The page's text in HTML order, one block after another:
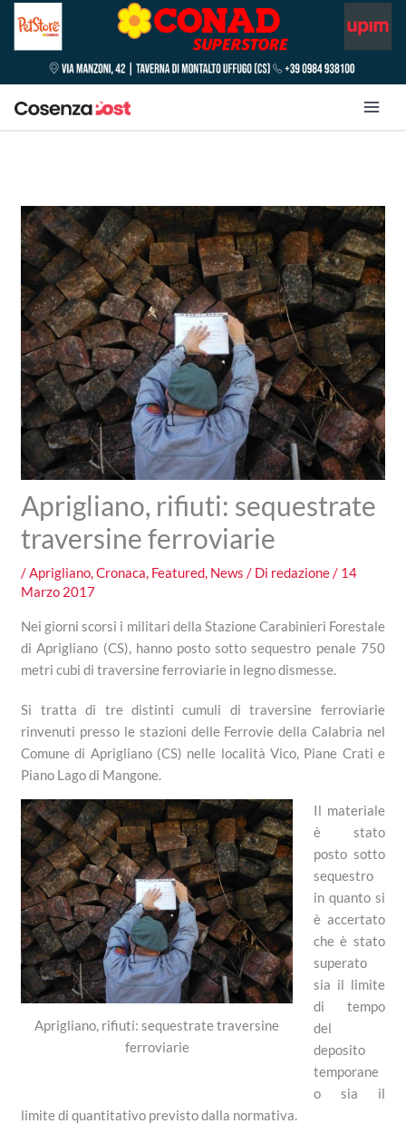
Aprigliano, rifiuti: sequestrate
traversine ferroviarie
/Aprigliano,Cronaca, Featured, News / Di redazione/ 14
Marzo 2017
Nei giorni scorsi i militari della Stazione Carabinieri Forestale
di Aprigliano (CS), hanno posto sotto sequestro penale 750
metri cubi di traversine ferroviarie in legno dismesse.
Si tratta di tre distinti cumuli di traversine ferroviarie
rinvenuti presso le stazioni delle Ferrovie della Calabria nel
Comune di Aprigliano (CS) nelle località Vico, Piane Crati e
Piano Lago di Mangone.
Aprigliano, rifiuti: sequestrate traversine
ferroviarie
Il materiale
è stato
posto sotto
sequestro
in quanto si
è accertato
che è stato
superato
sia il limite
di tempo
del
deposito
temporane
o sia il
limite di quantitativo previsto dalla normativa.